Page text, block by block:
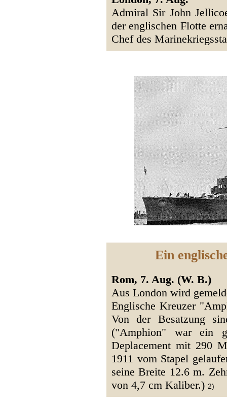
Admiral Sir John
der englischen Flotte
Chef des
Ein
Rom, 7. Aug. (W. B.)
Aus London wird
Englische Kreuzer
Von der Besatzung
("Amphion" war ein
Deplacement mit 290
1911 vom Stapel
seine Breite 12.6 m.
von 4,7 cm Kaliber.) 2)